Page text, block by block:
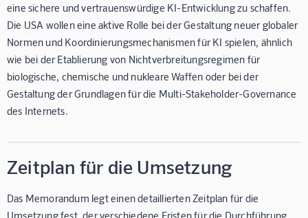
eine sichere und vertrauenswürdige KI-Entwicklung zu schaffen.
Die USA wollen eine aktive Rolle bei der Gestaltung neuer globaler
Normen und Koordinierungsmechanismen für KI spielen, ähnlich
wie bei der Etablierung von Nichtverbreitungsregimen für
biologische, chemische und nukleare Waffen oder bei der
Gestaltung der Grundlagen für die Multi-Stakeholder-Governance
des Internets.
Zeitplan für die Umsetzung
Das Memorandum legt einen detaillierten Zeitplan für die
Umsetzung fest, der verschiedene Fristen für die Durchführung